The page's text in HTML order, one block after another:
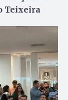
Teixeira